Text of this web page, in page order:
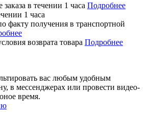
в течении 1 часа Подробнее
факту получения в транспортной
возврата товара Подробнее
вас любым удобным
в мессенджерах или провести видео-
время.